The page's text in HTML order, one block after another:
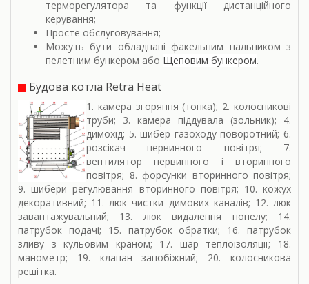
терморегулятора та функції дистанційного
керування;
Просте обслуговування;
Можуть бути обладнані факельним пальником з
пелетним бункером або Щеповим бункером.
Будова котла Retra Heat
1. камера згоряння (топка); 2. колосникові
труби; 3. камера піддувала (зольник); 4.
димохід; 5. шибер газоходу поворотний; 6.
розсікач первинного повітря; 7.
вентилятор первинного і вторинного
повітря; 8. форсунки вторинного повітря;
9. шибери регулювання вторинного повітря; 10. кожух
декоративний; 11. люк чистки димових каналів; 12. люк
завантажувальний; 13. люк видалення попелу; 14.
патрубок подачі; 15. патрубок обратки; 16. патрубок
зливу з кульовим краном; 17. шар теплоізоляції; 18.
манометр; 19. клапан запобіжний; 20. колосникова
решітка.